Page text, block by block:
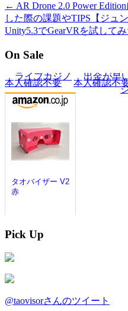
← AR Drone 2.0 Power
した際の課題やTIPS【ジュ
Unity5.3でGearVRを試してみ
On Sale
Pick Up
@taovisorさんのツイート